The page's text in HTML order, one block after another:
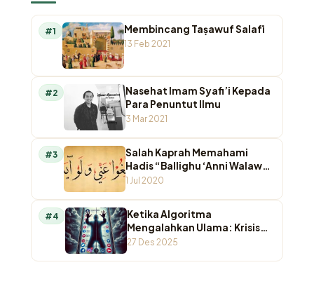
#1 Membincang Taṣawuf Salafī
13 Feb 2021
#2
Nasehat Imam Syafi’i Kepada
Para Penuntut Ilmu
3 Mar 2021
#3
Salah Kaprah Memahami
Hadis “Ballighu ‘Anni Walaw
Ayah”
1 Jul 2020
#4
Ketika Algoritma
Mengalahkan Ulama: Krisis
Otoritas Keagamaan di
27 Des 2025